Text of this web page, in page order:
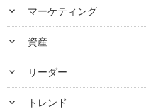
keyboard_arrow_down マーケティング
keyboard_arrow_down 資産
keyboard_arrow_down リーダー
keyboard_arrow_down トレンド